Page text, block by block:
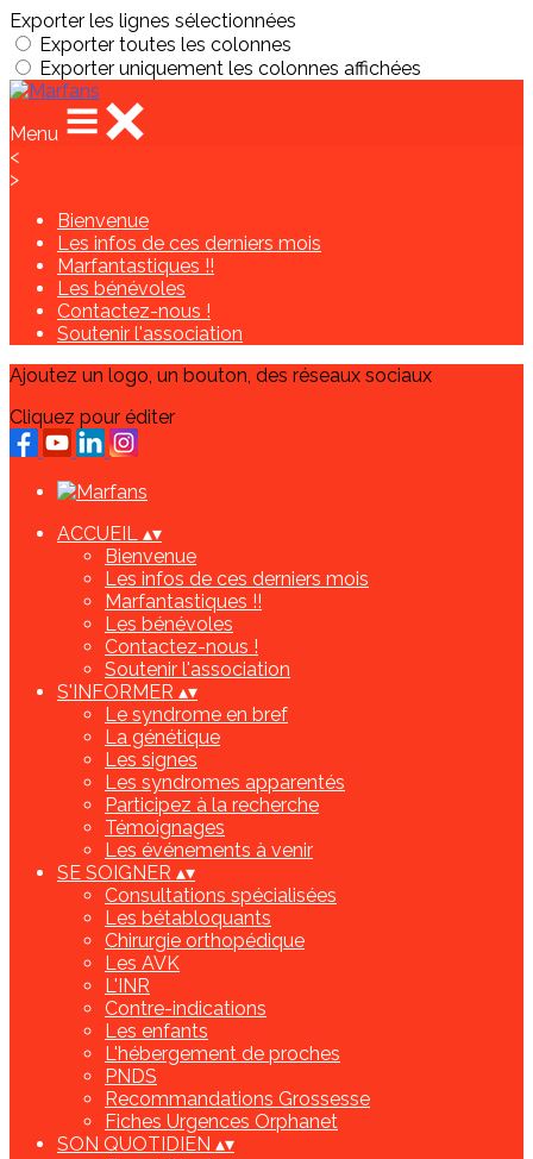
Exporter les lignes sélectionnées
Exporter toutes les colonnes
Exporter uniquement les colonnes affichées
Menu
<
>
Bienvenue
Les infos de ces derniers mois
Marfantastiques !!
Les bénévoles
Contactez-nous !
Soutenir l'association
Ajoutez un logo, un bouton, des réseaux sociaux
Cliquez pour éditer
ACCUEIL ▴▾
Bienvenue
Les infos de ces derniers mois
Marfantastiques !!
Les bénévoles
Contactez-nous !
Soutenir l'association
S'INFORMER ▴▾
Le syndrome en bref
La génétique
Les signes
Les syndromes apparentés
Participez à la recherche
Témoignages
Les événements à venir
SE SOIGNER ▴▾
Consultations spécialisées
Les bétabloquants
Chirurgie orthopédique
Les AVK
L'INR
Contre-indications
Les enfants
L'hébergement de proches
PNDS
Recommandations Grossesse
Fiches Urgences Orphanet
SON QUOTIDIEN ▴▾